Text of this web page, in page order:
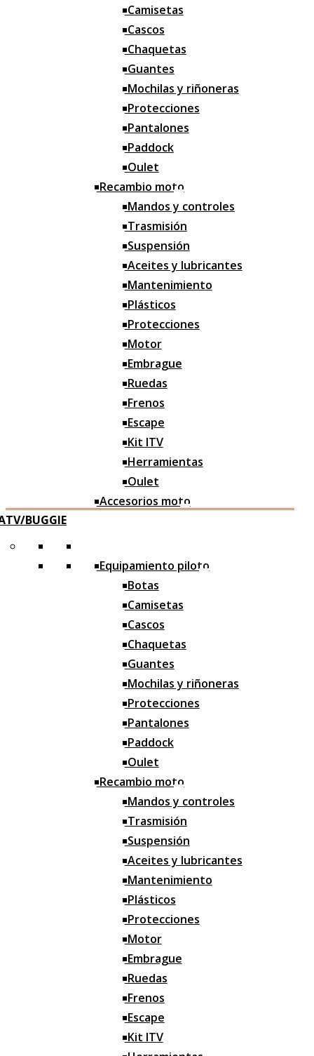
Reguladores
Tapones Manillar
Estriberas
Depósitos
Accesorios taller
Caballetes
Garrafas y Medidores
Herramientas
Correas
Limpieza
Orden
Grasa y selladores
Alfombras
Bridas
Iluminación
Motos
Motos nuevas
Motos ocasión
Camisetas
Cascos
Chaquetas
Guantes
Mochilas y riñoneras
Protecciones
Pantalones
Paddock
Oulet
Recambio moto
Mandos y controles
Trasmisión
Suspensión
Aceites y lubricantes
Mantenimiento
Plásticos
Protecciones
Motor
Embrague
Ruedas
Frenos
Escape
Kit ITV
Herramientas
Oulet
Accesorios moto
Sistema paro
Reguladores
Tapones Manillar
Estriberas
Depósitos
Accesorios taller
Caballetes
Correas
Limpieza
Orden
Grasa y selladores
Alfombras
Bridas
Iluminación
Motos
Motos nuevas
Motos ocasión
BUGGIE
Equipamiento piloto
Botas
Camisetas
Cascos
Chaquetas
Guantes
Mochilas y riñoneras
Protecciones
Pantalones
Paddock
Oulet
Recambio moto
Mandos y controles
Trasmisión
Suspensión
Aceites y lubricantes
Mantenimiento
Plásticos
Protecciones
Motor
Embrague
Ruedas
Frenos
Escape
Kit ITV